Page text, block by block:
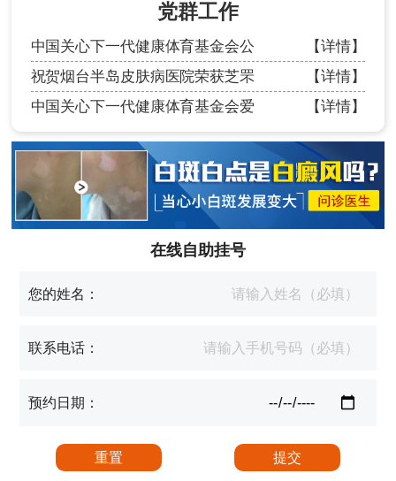
党群工作
中国关心下一代健康体育基金会公
【详情】
祝贺烟台半岛皮肤病医院荣获芝罘
【详情】
中国关心下一代健康体育基金会爱
【详情】
在线自助挂号
您的姓名：
联系电话：
预约日期：